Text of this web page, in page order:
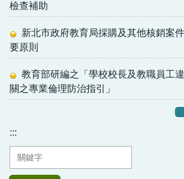
檢查補助
新北市政府教育局採購及其他核銷案
要原則
教育部研編之「學校校長及教職員工
關之專業倫理防治指引」
:::